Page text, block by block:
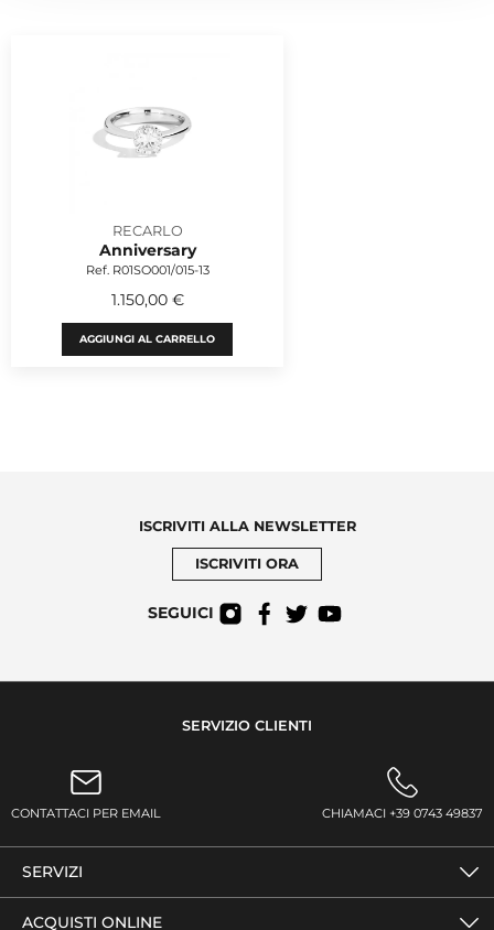
RECARLO
Anniversary
Ref. R01SO001/015-13
1.150,00 €
AGGIUNGI AL CARRELLO
ISCRIVITI ALLA NEWSLETTER
ISCRIVITI ORA
SEGUICI
SERVIZIO CLIENTI
CONTATTACI PER EMAIL CHIAMACI +39 0743 49837
SERVIZI
ACQUISTI ONLINE